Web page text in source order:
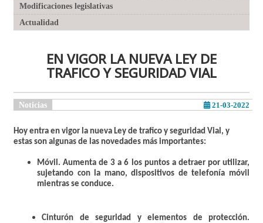
Modificaciones legislativas
Actualidad
EN VIGOR LA NUEVA LEY DE
TRAFICO Y SEGURIDAD VIAL
Noticias 21-03-2022
Hoy entra en vigor la nueva Ley de trafico y seguridad Vial, y
estas son algunas de las novedades más importantes:
Móvil. Aumenta de 3 a 6 los puntos a detraer por utilizar,
sujetando con la mano, dispositivos de telefonía móvil
mientras se conduce.
Cinturón de seguridad y elementos de protección.